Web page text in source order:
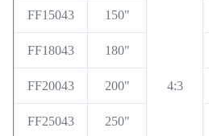
4:3
FF15043 150"
FF18043 180"
FF20043 200"
FF25043 250"